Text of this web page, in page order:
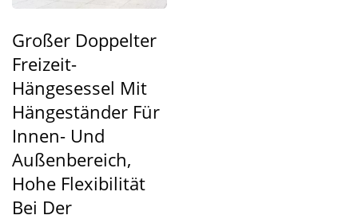
Großer Doppelter
Freizeit-
Hängesessel Mit
Hängeständer Für
Innen- Und
Außenbereich,
Hohe Flexibilität
Bei Der